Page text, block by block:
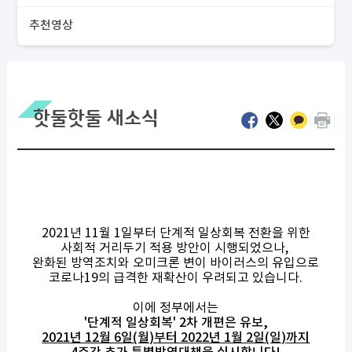
추천영상
핫둘핫둘 새소식
2021년 11월 1일부터 단계적 일상회복 전환을 위한
사회적 거리두기 적용 방안이 시행되었으나,
완화된 방역조치와 오미크론 변이 바이러스의 유입으로
코로나19의 급격한 재확산이 우려되고 있습니다.
이에 정부에서는
'단계적 일상회복' 2차 개편은 유보,
2021년 12월 6일(월)부터 2022년 1월 2일(일)까지